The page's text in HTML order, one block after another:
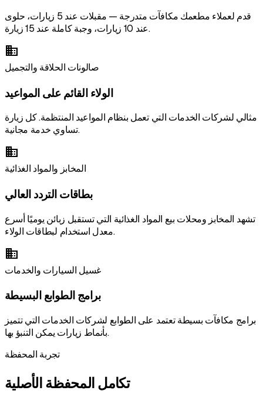
قدم لعملاء مطعمك مكافآت متدرجة — مقبلات عند 5 زيارات، حلوى
عند 10 زيارات، وجبة كاملة عند 15 زيارة.
business
صالونات الحلاقة والتجميل
الولاء القائم على المواعيد
مثالي لشركات الخدمات التي تعمل بنظام المواعيد المنتظمة. كل زيارة
تساوي خدمة مجانية.
business
المخابز والمواد الغذائية
بطاقات التردد العالي
تشهد المخابز ومحلات بيع المواد الغذائية التي تستقبل زبائن يوميًا أسرع
معدل استخدام لبطاقات الولاء.
business
غسيل السيارات والخدمات
برامج الطوابع البسيطة
برامج مكافآت بسيطة تعتمد على الطوابع لشركات الخدمات التي تتميز
بأنماط زيارات يمكن التنبؤ بها.
تجربة المحفظة
تكامل المحفظة الأصلية